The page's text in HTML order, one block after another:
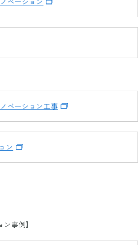
ベーション工事
ン
事例】